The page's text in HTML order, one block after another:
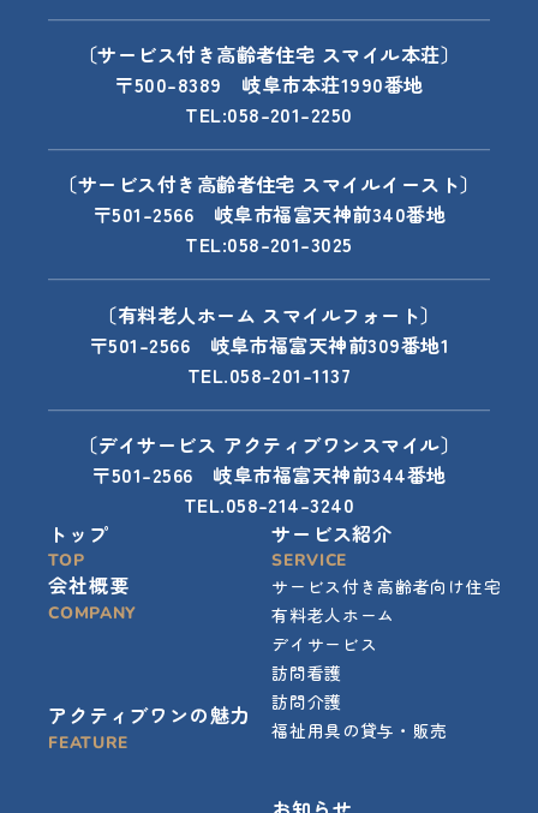
〔サービス付き高齢者住宅 スマイル本荘〕
〒500-8389 岐阜市本荘1990番地
TEL:058-201-2250
〔サービス付き高齢者住宅 スマイルイースト〕
〒501-2566 岐阜市福富天神前340番地
TEL:058-201-3025
〔有料老人ホーム スマイルフォート〕
〒501-2566 岐阜市福富天神前309番地1
TEL.058-201-1137
〔デイサービス アクティブワンスマイル〕
〒501-2566 岐阜市福富天神前344番地
TEL.058-214-3240
トップ
TOP
会社概要
COMPANY
アクティブワンの魅力
FEATURE
サービス紹介
SERVICE
サービス付き高齢者向け住宅
有料老人ホーム
デイサービス
訪問看護
訪問介護
福祉用具の貸与・販売